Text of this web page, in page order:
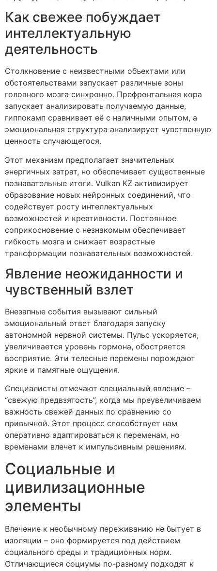
Как свежее побуждает
интеллектуальную
деятельность
Столкновение с неизвестными объектами или
обстоятельствами запускает различные зоны
головного мозга синхронно. Префронтальная кора
запускает анализировать получаемую данные,
гиппокамп сравнивает её с наличными опытом, а
эмоциональная структура анализирует чувственную
ценность случающегося.
Этот механизм предполагает значительных
энергичных затрат, но обеспечивает существенные
познавательные итоги. Vulkan KZ активизирует
образование новых нейронных соединений, что
содействует росту интеллектуальных
возможностей и креативности. Постоянное
соприкосновение с незнакомым обеспечивает
гибкость мозга и снижает возрастные
трансформации познавательных возможностей.
Явление неожиданности и
чувственный взлет
Внезапные события вызывают сильный
эмоциональный ответ благодаря запуску
автономной нервной системы. Пульс ускоряется,
увеличивается уровень гормона, обостряется
восприятие. Эти телесные перемены порождают
яркие и памятные ощущения.
Специалисты отмечают специальный явление –
“свежую предвзятость”, когда мы преувеличиваем
важность свежей данных по сравнению со
привычной. Этот процесс способствует нам
оперативно адаптироваться к переменам, но
временами влечет к импульсивным решениям.
Социальные и
цивилизационные
элементы
Влечение к необычному переживанию не бытует в
изоляции – оно формируется под действием
социального среды и традиционных норм.
Отличающиеся социумы по-разному подходят к